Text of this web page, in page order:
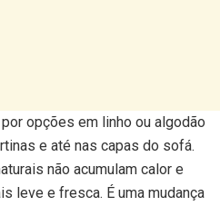
opções em linho ou algodão
e até nas capas do sofá.
não acumulam calor e
leve e fresca. É uma mudança